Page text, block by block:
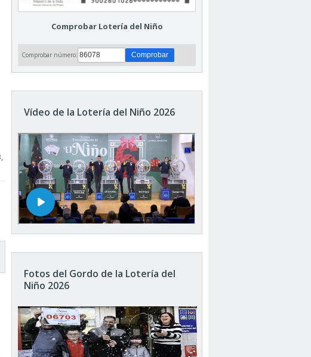
Comprobar Lotería del Niño
Comprobar número:
Vídeo de la Lotería del Niño 2026
Fotos del Gordo de la Lotería del
Niño 2026